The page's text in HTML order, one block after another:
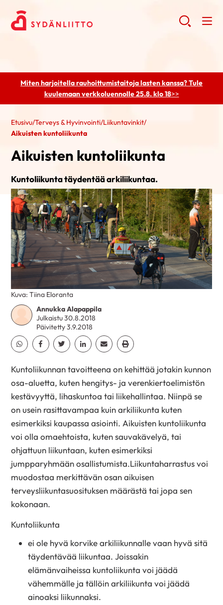
Miten harjoitella rauhoittumistaitoja lasten kanssa? Tule
kuulemaanverkkoluennolle 25.8. klo 18>>
Etusivu/Terveys & Hyvinvointi/Liikuntavinkit/
Aikuisten kuntoliikunta
Aikuisten kuntoliikunta
Kuntoliikunta täydentää arkiliikuntaa.
Annukka Alapappila
Julkaistu 30.8.2018
Päivitetty 3.9.2018
Jaa Whatsapp
Jaa Facebook
Jaa TwitterJaa Linkedin
Jaa EmailJaa Print
Kuva: Tiina Eloranta
Kuntoliikunnan tavoitteena on kehittää jotakin kunnon
osa-aluetta, kuten hengitys- ja verenkiertoelimistön
kestävyyttä, lihaskuntoa tai liikehallintaa. Niinpä se
on usein rasittavampaa kuin arkiliikunta kuten
esimerkiksi kaupassa asiointi. Aikuisten kuntoliikunta
voi olla omaehtoista, kuten sauvakävelyä, tai
ohjattuun liikuntaan, kuten esimerkiksi
jumpparyhmään osallistumista.Liikuntaharrastus voi
muodostaa merkittävän osan aikuisen
terveysliikuntasuosituksen määrästä tai jopa sen
kokonaan.
Kuntoliikunta
ei ole hyvä korvike arkiliikunnalle vaan hyvä sitä
täydentävää liikuntaa. Joissakin
elämänvaiheissa kuntoliikunta voi jäädä
vähemmälle ja tällöin arkiliikunta voi jäädä
ainoaksi liikunnaksi.